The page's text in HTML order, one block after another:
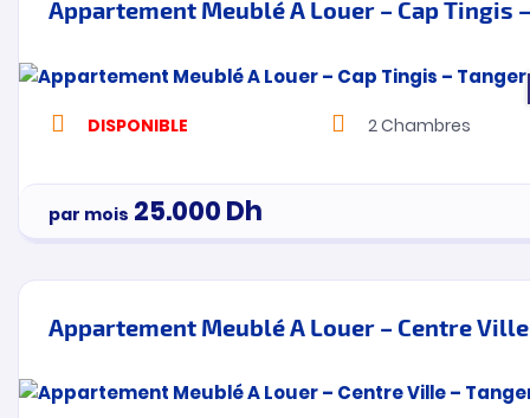
Appartement Meublé A Louer – Cap Tingis
DISPONIBLE 2Chambres
par mois 25.000Dh
Appartement Meublé A Louer – Centre